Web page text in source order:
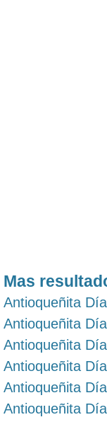
Mas
Antioqueñita
Antioqueñita
Antioqueñita
Antioqueñita
Antioqueñita
Antioqueñita